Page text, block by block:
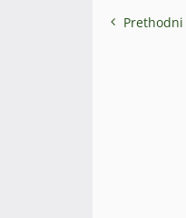
Prethodni